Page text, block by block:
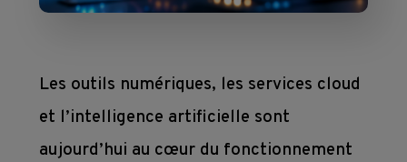
formations
mesure
Ateliers
en
entreprise
Devenir
Devenir
formateur
Contact
Les outils numériques, les services cloud
et l’intelligence artificielle sont
aujourd’hui au cœur du fonctionnement